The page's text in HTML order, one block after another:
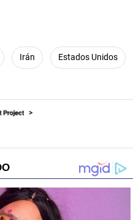
Irán Estados Unidos